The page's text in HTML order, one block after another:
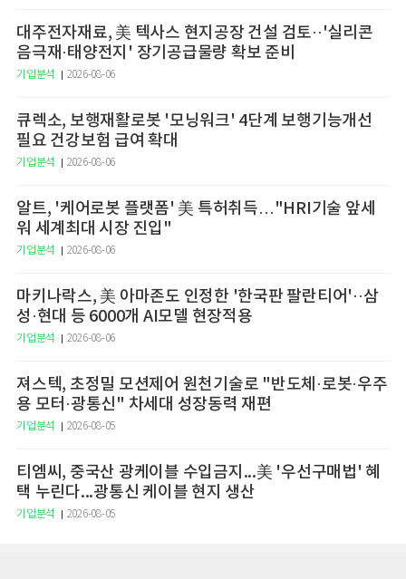
대주전자재료, 美 텍사스 현지공장 건설 검토··'실리콘
음극재·태양전지' 장기공급물량 확보 준비
기업분석 2026-08-06
큐렉소, 보행재활로봇 '모닝워크' 4단계 보행기능개선
필요 건강보험 급여 확대
기업분석 2026-08-06
알트, '케어로봇 플랫폼' 美 특허취득…"HRI기술 앞세
워 세계최대 시장 진입"
기업분석 2026-08-06
마키나락스, 美 아마존도 인정한 '한국판 팔란티어'··삼
성·현대 등 6000개 AI모델 현장적용
기업분석 2026-08-06
져스텍, 초정밀 모션제어 원천기술로 "반도체·로봇·우주
용 모터·광통신" 차세대 성장동력 재편
기업분석 2026-08-05
티엠씨, 중국산 광케이블 수입금지...美 '우선구매법' 혜
택 누린다...광통신 케이블 현지 생산
기업분석 2026-08-05